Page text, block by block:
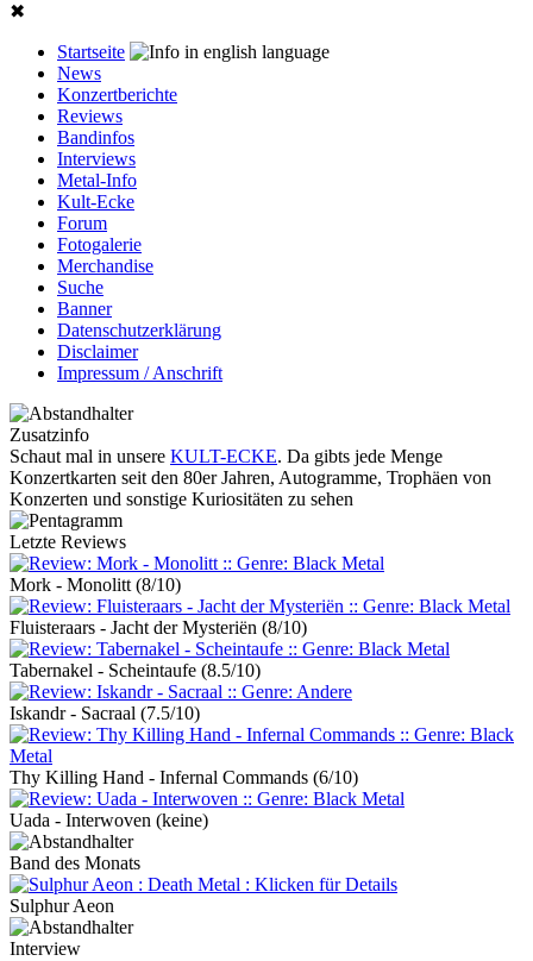
✖
Startseite
News
Konzertberichte
Reviews
Bandinfos
Interviews
Metal-Info
Kult-Ecke
Forum
Fotogalerie
Merchandise
Suche
Banner
Datenschutzerklärung
Disclaimer
Impressum / Anschrift
Zusatzinfo
Schaut mal in unsere KULT-ECKE. Da gibts jede Menge
Konzertkarten seit den 80er Jahren, Autogramme, Trophäen von
Konzerten und sonstige Kuriositäten zu sehen
Letzte Reviews
Mork - Monolitt (8/10)
Fluisteraars - Jacht der Mysteriën (8/10)
Tabernakel - Scheintaufe (8.5/10)
Iskandr - Sacraal (7.5/10)
Thy Killing Hand - Infernal Commands (6/10)
Uada - Interwoven (keine)
Band des Monats
Sulphur Aeon
Interview